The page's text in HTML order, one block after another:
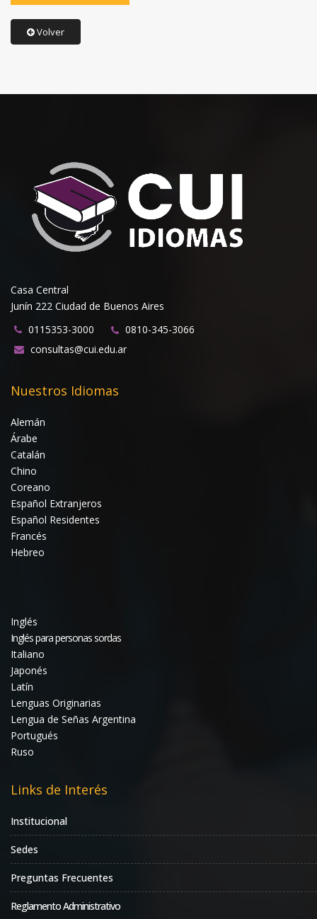
Volver
Casa Central
Junín 222 Ciudad de Buenos Aires
0115353-3000
0810-345-3066
consultas@cui.edu.ar
Nuestros Idiomas
Alemán
Árabe
Catalán
Chino
Coreano
Español Extranjeros
Español Residentes
Francés
Hebreo
Inglés
Inglés para personas sordas
Italiano
Japonés
Latín
Lenguas Originarias
Lengua de Señas Argentina
Portugués
Ruso
Links de Interés
Institucional
Sedes
Preguntas Frecuentes
Reglamento Administrativo